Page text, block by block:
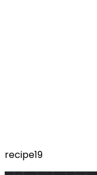
recipe19